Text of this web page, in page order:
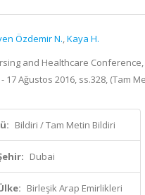
Özdemir N.,Kaya H.
and Healthcare
17 Ağustos 2016, ss.328, (Tam
Bildiri / Tam Metin Bildiri
Dubai
Birleşik Arap Emirlikleri